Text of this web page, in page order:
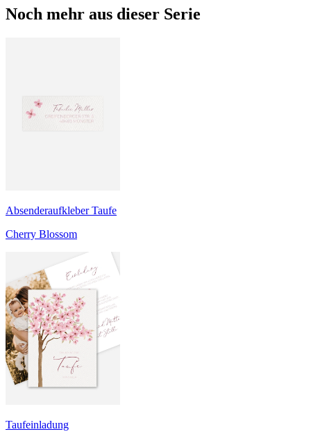
Noch mehr aus dieser Serie
Absenderaufkleber Taufe
Cherry Blossom
Taufeinladung